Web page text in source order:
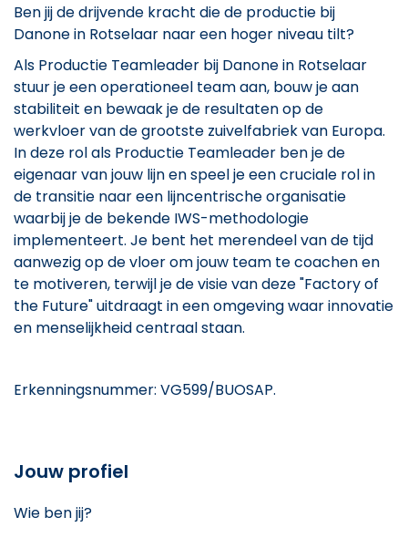
Ben jij de drijvende kracht die de productie bij
Danone in Rotselaar naar een hoger niveau tilt?
Als Productie Teamleader bij Danone in Rotselaar
stuur je een operationeel team aan, bouw je aan
stabiliteit en bewaak je de resultaten op de
werkvloer van de grootste zuivelfabriek van Europa.
In deze rol als Productie Teamleader ben je de
eigenaar van jouw lijn en speel je een cruciale rol in
de transitie naar een lijncentrische organisatie
waarbij je de bekende IWS-methodologie
implementeert. Je bent het merendeel van de tijd
aanwezig op de vloer om jouw team te coachen en
te motiveren, terwijl je de visie van deze "Factory of
the Future" uitdraagt in een omgeving waar innovatie
en menselijkheid centraal staan.
Erkenningsnummer: VG599/BUOSAP.
Jouw profiel
Wie ben jij?